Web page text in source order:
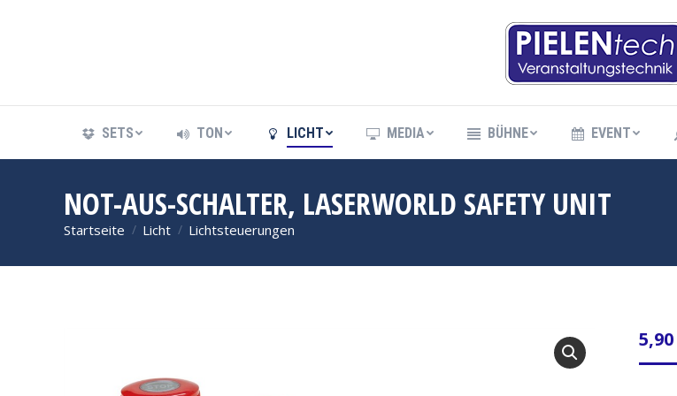
SETS TON LICHT MEDIA BÜHNE EVENT
NOT-AUS-SCHALTER, LASERWORLD SAFETY UNIT
Sie befinden sich hier:
Startseite Licht Lichtsteuerungen
5,90
BÜHNE EVENT